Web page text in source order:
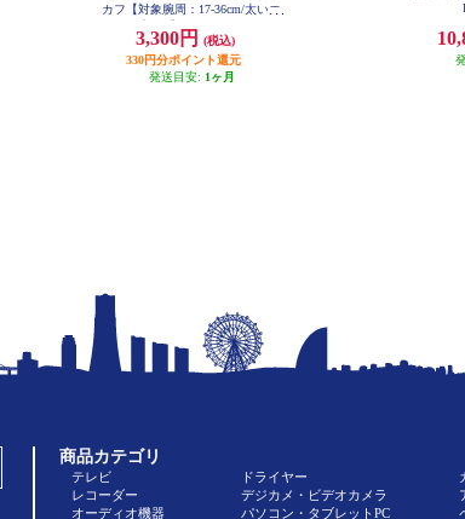
カフ【対象腕周：17-36cm/太いエ
3,300円
(税込)
330円分ポイント還元
発送目安: 1ヶ月
商品カテゴリ
テレビ
レコーダー
オーディオ機器
ドライヤー
デジカメ・ビデオカメラ
パソコン・タブレットPC